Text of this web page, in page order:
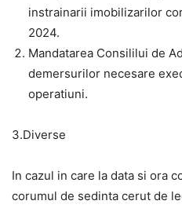
instrainarii imobilizarilor
2024.
Mandatarea Consililui de
demersurilor necesare
operatiuni.
3.Diverse
In cazul in care la data si ora
corumul de sedinta cerut de